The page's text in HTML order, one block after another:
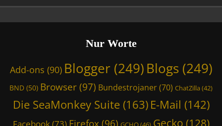
Nur Worte
Add-ons (90) Blogger (249) Blogs(249)
BND (50) Browser (97) Bundestrojaner(70) ChatZilla(42)
Die SeaMonkey Suite(163) E-Mail (142)
Facebook(73) Firefox (96) Gecko (128)